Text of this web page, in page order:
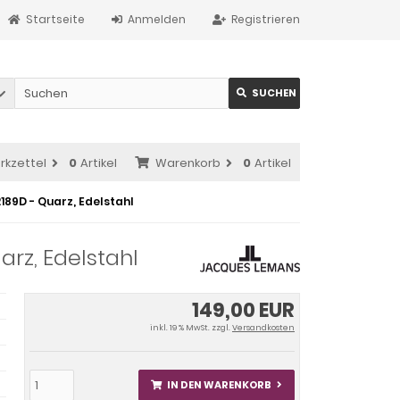
Registrieren
Anmelden
Startseite
SUCHEN
Warenkorb 0 Artikel
0 Artikel
- Quarz, Edelstahl
Edelstahl
149,00 EUR
inkl. 19 % MwSt. zzgl.Versandkosten
IN DEN WARENKORB